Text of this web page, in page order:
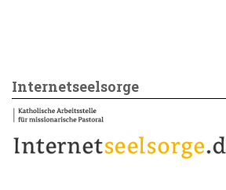
Internetseelsorge